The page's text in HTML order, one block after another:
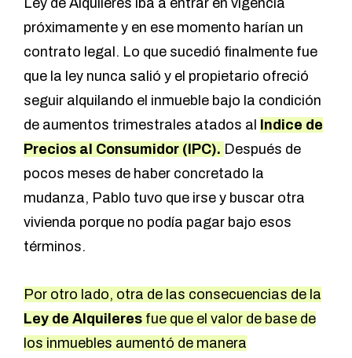
próximamente y en ese momento harían un
contrato legal. Lo que sucedió finalmente fue
que la ley nunca salió y el propietario ofreció
seguir alquilando el inmueble bajo la condición
de aumentos trimestrales atados al Indice de
Precios al Consumidor (IPC). Después de
pocos meses de haber concretado la
mudanza, Pablo tuvo que irse y buscar otra
vivienda porque no podía pagar bajo esos
términos.
Por otro lado, otra de las consecuencias de la
Ley de Alquileres fue que el valor de base de
los inmuebles aumentó de manera